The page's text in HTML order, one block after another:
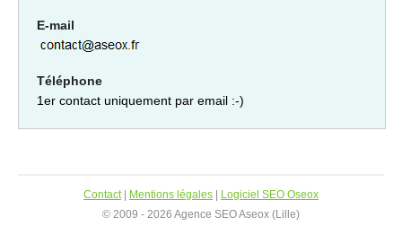
E-mail
Téléphone
1er contact uniquement par email :-)
Contact| Mentions légales
Logiciel SEO Oseox
© 2009 - 2026 Agence SEO Aseox (Lille)